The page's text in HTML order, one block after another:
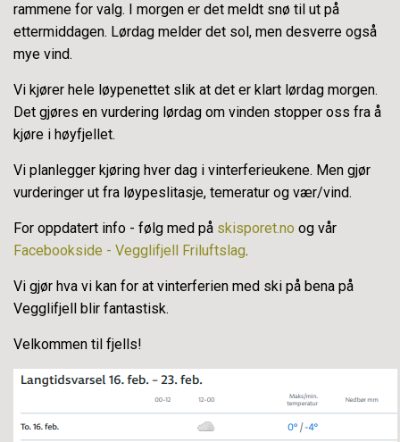
rammene for valg. I morgen er det meldt snø til ut på
ettermiddagen. Lørdag melder det sol, men desverre også
mye vind.
Vi kjører hele løypenettet slik at det er klart lørdag morgen.
Det gjøres en vurdering lørdag om vinden stopper oss fra å
kjøre i høyfjellet.
Vi planlegger kjøring hver dag i vinterferieukene. Men gjør
vurderinger ut fra løypeslitasje, temeratur og vær/vind.
For oppdatert info - følg med på skisporet.no og vår
Facebookside - Vegglifjell Friluftslag.
Vi gjør hva vi kan for at vinterferien med ski på bena på
Vegglifjell blir fantastisk.
Velkommen til fjells!